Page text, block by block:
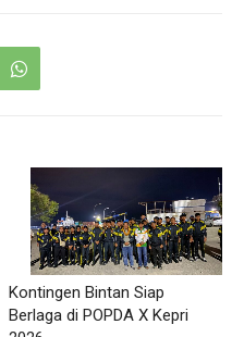
Kontingen Bintan Siap
Berlaga di POPDA X Kepri